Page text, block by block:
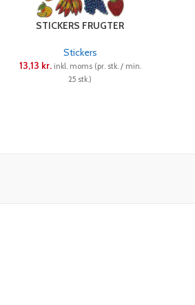
STICKERS FRUGTER
Stickers
13,13 kr. inkl. moms (pr. stk. / min.
25 stk.)